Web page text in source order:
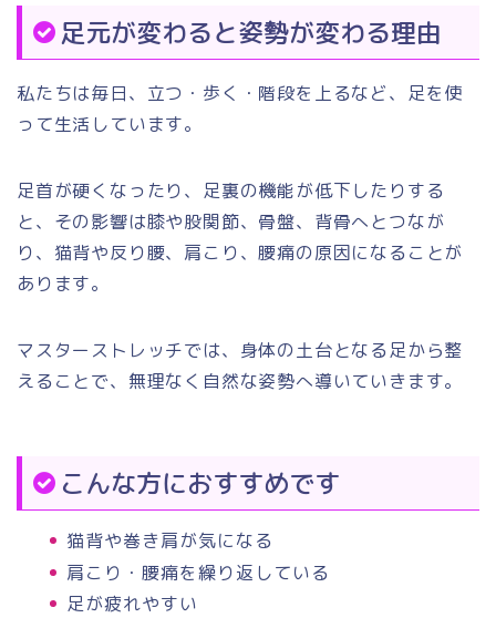
足元が変わると姿勢が変わる理由
私たちは毎日、立つ・歩く・階段を上るなど、足を使
って生活しています。
足首が硬くなったり、足裏の機能が低下したりする
と、その影響は膝や股関節、骨盤、背骨へとつなが
り、猫背や反り腰、肩こり、腰痛の原因になることが
あります。
マスターストレッチでは、身体の土台となる足から整
えることで、無理なく自然な姿勢へ導いていきます。
こんな方におすすめです
猫背や巻き肩が気になる
肩こり・腰痛を繰り返している
足が疲れやすい